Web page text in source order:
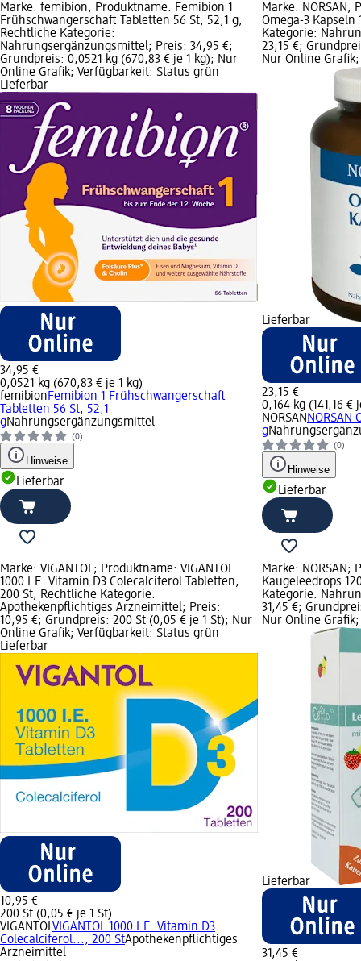
Marke: femibion; Produktname: Femibion 1
Frühschwangerschaft Tabletten 56 St, 52,1 g;
Rechtliche Kategorie:
Nahrungsergänzungsmittel; Preis: 34,95 €;
Grundpreis: 0,0521 kg (670,83 € je 1 kg); Nur
Online Grafik; Verfügbarkeit: Status grün
Lieferbar
34,95 €
0,0521 kg (670,83 € je 1 kg)
femibionFemibion 1 Frühschwangerschaft
Tabletten 56 St, 52,1
gNahrungsergänzungsmittel
(0)
Hinweise
Lieferbar
Marke: NORSAN;
Omega-3 Kapseln
Kategorie:
23,15 €;
Nur Online
Lieferbar
23,15 €
0,164 kg (141,16 €
NORSAN NORSAN
g
(0)
Hinweise
Lieferbar
Marke: VIGANTOL; Produktname: VIGANTOL
1000 I.E. Vitamin D3 Colecalciferol Tabletten,
200 St; Rechtliche Kategorie:
Apothekenpflichtiges Arzneimittel; Preis:
10,95 €; Grundpreis: 200 St (0,05 € je 1 St); Nur
Online Grafik; Verfügbarkeit: Status grün
Lieferbar
10,95 €
200 St (0,05 € je 1 St)
VIGANTOLVIGANTOL 1000 I.E. Vitamin D3
Colecalciferol..., 200 StApothekenpflichtiges
Arzneimittel
Marke: NORSAN;
Kaugeleedrops
Kategorie:
31,45 €;
Nur Online
Lieferbar
31,45 €